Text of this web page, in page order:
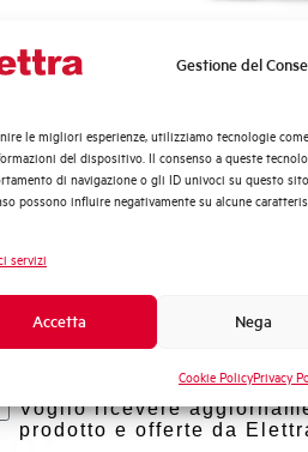
Gestione del
le migliori esperienze, utilizziamo tecnologie
del dispositivo. Il consenso a queste
di navigazione o gli ID univoci su questo
possono influire negativamente su alcune
servizi
Accetta Nega
Cookie PolicyPrivacy
Temperatura di stoccaggio
Marca
argomenti ti
Automazione Industriale
Fotovoltaico
Sistema Quadri
Formazione tecnica
Voglio ricevere
prodotto e offerte da